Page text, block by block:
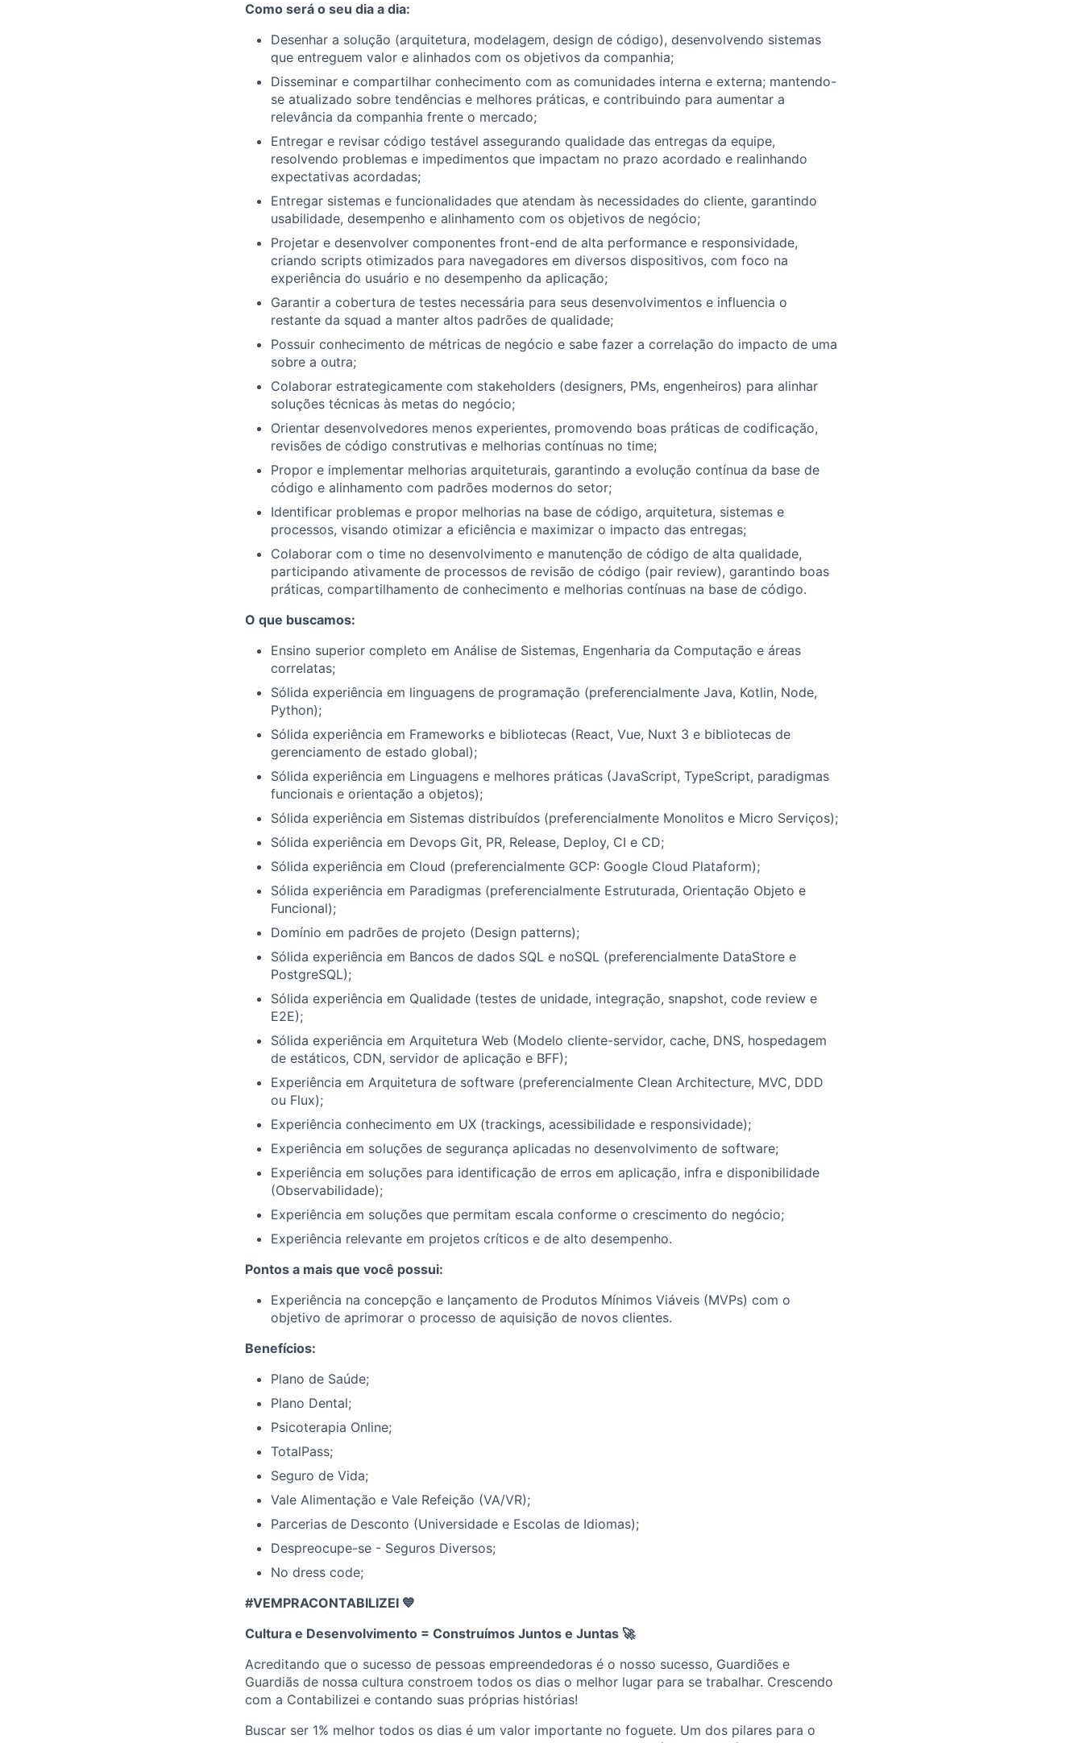
Como será o seu dia a dia:
Desenhar a solução (arquitetura, modelagem, design de código), desenvolvendo sistemas
que entreguem valor e alinhados com os objetivos da companhia;
Disseminar e compartilhar conhecimento com as comunidades interna e externa; mantendo-
se atualizado sobre tendências e melhores práticas, e contribuindo para aumentar a
relevância da companhia frente o mercado;
Entregar e revisar código testável assegurando qualidade das entregas da equipe,
resolvendo problemas e impedimentos que impactam no prazo acordado e realinhando
expectativas acordadas;
Entregar sistemas e funcionalidades que atendam às necessidades do cliente, garantindo
usabilidade, desempenho e alinhamento com os objetivos de negócio;
Projetar e desenvolver componentes front-end de alta performance e responsividade,
criando scripts otimizados para navegadores em diversos dispositivos, com foco na
experiência do usuário e no desempenho da aplicação;
Garantir a cobertura de testes necessária para seus desenvolvimentos e influencia o
restante da squad a manter altos padrões de qualidade;
Possuir conhecimento de métricas de negócio e sabe fazer a correlação do impacto de uma
sobre a outra;
Colaborar estrategicamente com stakeholders (designers, PMs, engenheiros) para alinhar
soluções técnicas às metas do negócio;
Orientar desenvolvedores menos experientes, promovendo boas práticas de codificação,
revisões de código construtivas e melhorias contínuas no time;
Propor e implementar melhorias arquiteturais, garantindo a evolução contínua da base de
código e alinhamento com padrões modernos do setor;
Identificar problemas e propor melhorias na base de código, arquitetura, sistemas e
processos, visando otimizar a eficiência e maximizar o impacto das entregas;
Colaborar com o time no desenvolvimento e manutenção de código de alta qualidade,
participando ativamente de processos de revisão de código (pair review), garantindo boas
práticas, compartilhamento de conhecimento e melhorias contínuas na base de código.
O que buscamos:
Ensino superior completo em Análise de Sistemas, Engenharia da Computação e áreas
correlatas;
Sólida experiência em linguagens de programação (preferencialmente Java, Kotlin, Node,
Python);
Sólida experiência em Frameworks e bibliotecas (React, Vue, Nuxt 3 e bibliotecas de
gerenciamento de estado global);
Sólida experiência em Linguagens e melhores práticas (JavaScript, TypeScript, paradigmas
funcionais e orientação a objetos);
Sólida experiência em Sistemas distribuídos (preferencialmente Monolitos e Micro Serviços);
Sólida experiência em Devops Git, PR, Release, Deploy, CI e CD;
Sólida experiência em Cloud (preferencialmente GCP: Google Cloud Plataform);
Sólida experiência em Paradigmas (preferencialmente Estruturada, Orientação Objeto e
Funcional);
Domínio em padrões de projeto (Design patterns);
Sólida experiência em Bancos de dados SQL e noSQL (preferencialmente DataStore e
PostgreSQL);
Sólida experiência em Qualidade (testes de unidade, integração, snapshot, code review e
E2E);
Sólida experiência em Arquitetura Web (Modelo cliente-servidor, cache, DNS, hospedagem
de estáticos, CDN, servidor de aplicação e BFF);
Experiência em Arquitetura de software (preferencialmente Clean Architecture, MVC, DDD
ou Flux);
Experiência conhecimento em UX (trackings, acessibilidade e responsividade);
Experiência em soluções de segurança aplicadas no desenvolvimento de software;
Experiência em soluções para identificação de erros em aplicação, infra e disponibilidade
(Observabilidade);
Experiência em soluções que permitam escala conforme o crescimento do negócio;
Experiência relevante em projetos críticos e de alto desempenho.
Pontos a mais que você possui:
Experiência na concepção e lançamento de Produtos Mínimos Viáveis (MVPs) com o
objetivo de aprimorar o processo de aquisição de novos clientes.
Benefícios:
Plano de Saúde;
Plano Dental;
Psicoterapia Online;
TotalPass;
Seguro de Vida;
Vale Alimentação e Vale Refeição (VA/VR);
Parcerias de Desconto (Universidade e Escolas de Idiomas);
Despreocupe-se - Seguros Diversos;
No dress code;
#VEMPRACONTABILIZEI 💙
Cultura e Desenvolvimento = Construímos Juntos e Juntas 🚀
Acreditando que o sucesso de pessoas empreendedoras é o nosso sucesso, Guardiões e
Guardiãs de nossa cultura constroem todos os dias o melhor lugar para se trabalhar. Crescendo
com a Contabilizei e contando suas próprias histórias!
Buscar ser 1% melhor todos os dias é um valor importante no foguete. Um dos pilares para o